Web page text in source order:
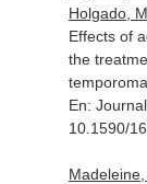
Holgado,
Effects of
the
En:
10.1590/